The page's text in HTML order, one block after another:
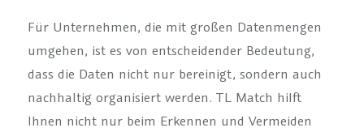
Für Unternehmen, die mit großen Datenmengen
umgehen, ist es von entscheidender Bedeutung,
dass die Daten nicht nur bereinigt, sondern auch
nachhaltig organisiert werden. TL Match hilft
Ihnen nicht nur beim Erkennen und Vermeiden